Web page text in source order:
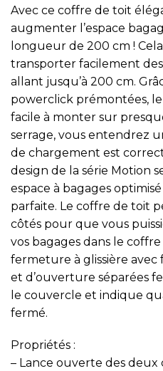
Avec ce coffre de toit
augmenter l’espace
longueur de 200 cm !
transporter facilement
allant jusqu’à 200 cm.
powerclick prémontées,
facile à monter sur
serrage, vous entendrez
de chargement est
design de la série Motion
espace à bagages
parfaite. Le coffre de toit
côtés pour que vous
vos bagages dans le
fermeture à glissière
et d’ouverture séparées
le couvercle et indique
fermé.
Propriétés :
– Lance ouverte des deux